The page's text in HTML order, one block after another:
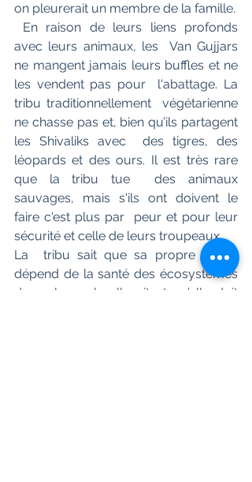
on pleurerait un membre de la famille.
avec leurs animaux, les  Van Gujjars
ne mangent jamais leurs buffles et ne
les vendent pas pour  l'abattage. La
tribu traditionnellement  végétarienne
ne chasse pas et, bien qu’ils partagent
les Shivaliks avec  des tigres, des
léopards et des ours. Il est très rare
que la tribu tue  des animaux
sauvages, mais s'ils ont doivent le
faire c'est plus par  peur et pour leur
sécurité et celle de leurs troupeaux.
La  tribu sait que sa propre survie
dépend de la santé des écosystèmes
dans  lesquels elle vit et qu’elle doit